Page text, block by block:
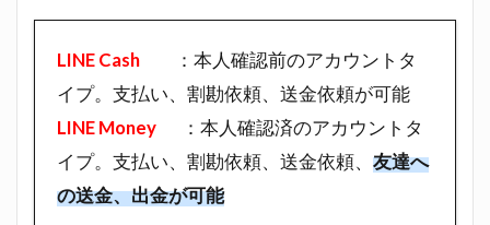
LINE Cash
：本人確認前のアカウントタ
イプ。支払い、割勘依頼、送金依頼が可能
LINE Money ：本人確認済のアカウントタ
イプ。支払い、割勘依頼、送金依頼、 友達へ
の送金、出金が可能